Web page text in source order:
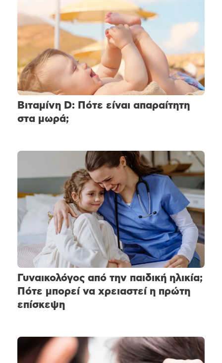
Βιταμίνη D: Πότε είναι απαραίτητη
στα μωρά;
Γυναικολόγος από την παιδική ηλικία;
Πότε μπορεί να χρειαστεί η πρώτη
επίσκεψη